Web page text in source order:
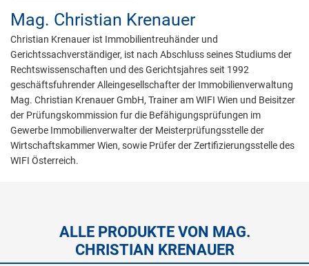
Mag. Christian Krenauer
Christian Krenauer ist Immobilientreuhänder und
Gerichtssachverständiger, ist nach Abschluss seines Studiums der
Rechtswissenschaften und des Gerichtsjahres seit 1992
geschäftsfuhrender Alleingesellschafter der Immobilienverwaltung
Mag. Christian Krenauer GmbH, Trainer am WIFI Wien und Beisitzer
der Prüfungskommission fur die Befähigungsprüfungen im
Gewerbe Immobilienverwalter der Meisterprüfungsstelle der
Wirtschaftskammer Wien, sowie Prüfer der Zertifizierungsstelle des
WIFI Österreich.
ALLE PRODUKTE VON MAG.
CHRISTIAN KRENAUER